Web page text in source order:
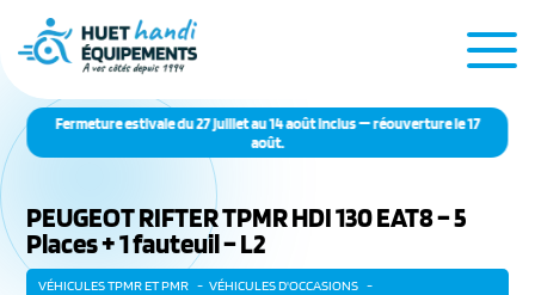
Fermeture estivale du 27 juillet au 14 août inclus — réouverture le 17
août.
PEUGEOT RIFTER TPMR HDI 130 EAT8 – 5
Places + 1 fauteuil – L2
VÉHICULES TPMR ET PMR
VÉHICULES D'OCCASIONS